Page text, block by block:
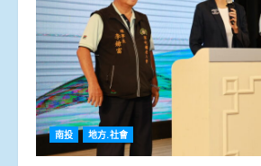
南投 地方.社會